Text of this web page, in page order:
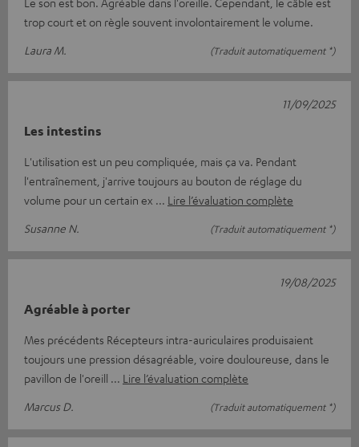
trop court et on règle souvent involontairement le volume.
Laura M.
(Traduit automatiquement *)
Les intestins
L'utilisation est un peu compliquée, mais ça va. Pendant
l'entraînement, j'arrive toujours au bouton de réglage du
volume pour un certain ex
Lire l’évaluation complète
Susanne N.
(Traduit automatiquement *)
11/09/2025
Agréable à porter
Mes précédents Récepteurs intra-auriculaires produisaient
toujours une pression désagréable, voire douloureuse, dans le
pavillon de l'oreill
Lire l’évaluation complète
Marcus D.
(Traduit automatiquement *)
19/08/2025